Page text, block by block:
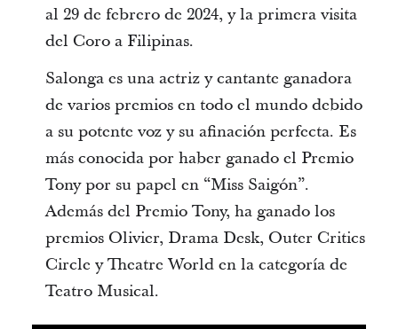
al 29 de febrero de 2024, y la primera visita
del Coro a Filipinas.
Salonga es una actriz y cantante ganadora
de varios premios en todo el mundo debido
a su potente voz y su afinación perfecta. Es
más conocida por haber ganado el Premio
Tony por su papel en “Miss Saigón”.
Además del Premio Tony, ha ganado los
premios Olivier, Drama Desk, Outer Critics
Circle y Theatre World en la categoría de
Teatro Musical.